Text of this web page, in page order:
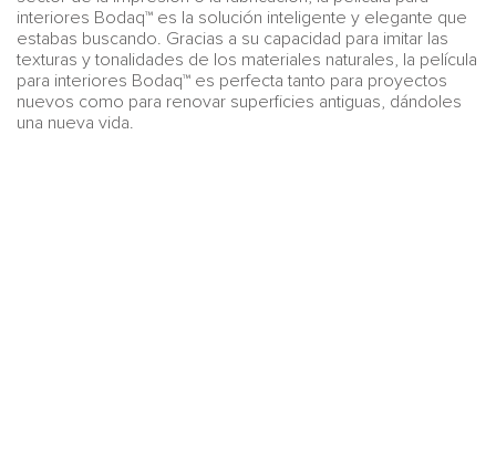
interiores Bodaq™ es la solución inteligente y elegante que
estabas buscando. Gracias a su capacidad para imitar las
texturas y tonalidades de los materiales naturales, la película
para interiores Bodaq™ es perfecta tanto para proyectos
nuevos como para renovar superficies antiguas, dándoles
una nueva vida.